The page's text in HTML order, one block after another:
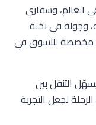
العالم، وسفاري
وجولة في نخلة
مخصصة للتسوق في
التنقل بين
لجعل التجربة